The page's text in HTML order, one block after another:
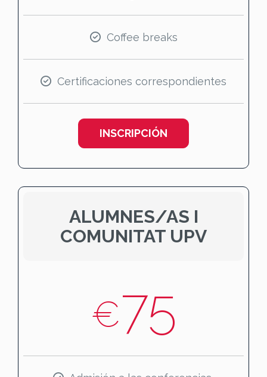
Coffee breaks
Certificaciones correspondientes
INSCRIPCIÓN
ALUMNES/AS I
COMUNITAT UPV
€75